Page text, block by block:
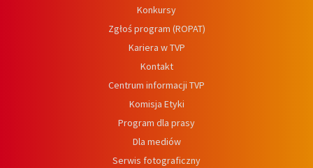
Konkursy
Zgłoś program (ROPAT)
Kariera w TVP
Kontakt
Centrum informacji TVP
Komisja Etyki
Program dla prasy
Dla mediów
Serwis fotograficzny